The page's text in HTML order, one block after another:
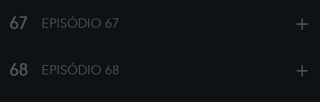
67 EPISÓDIO 67 +
68 EPISÓDIO 68 +